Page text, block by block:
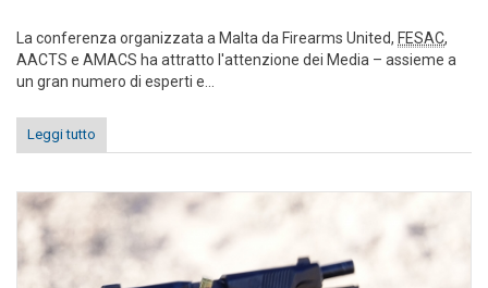
La conferenza organizzata a Malta da Firearms United, FESAC,
AACTS e AMACS ha attratto l'attenzione dei Media – assieme a
un gran numero di esperti e...
Leggi tutto